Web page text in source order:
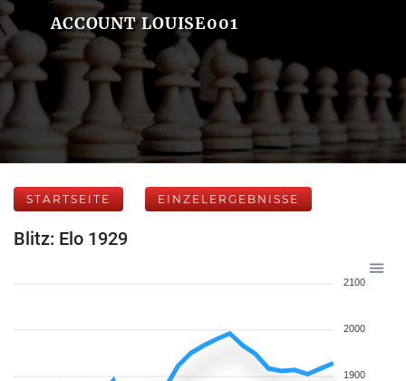
ACCOUNT LOUISE001
STARTSEITE EINZELERGEBNISSE
Blitz: Elo 1929
2100
2000
1900